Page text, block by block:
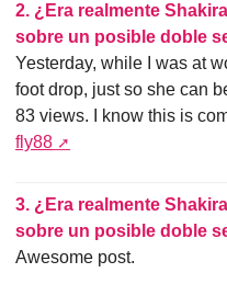
2. ¿Era realmente
sobre un posible doble
Yesterday, while I was at
foot drop, just so she can
83 views. I know this is
fly88
3. ¿Era realmente
sobre un posible doble
Awesome post.